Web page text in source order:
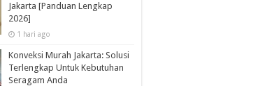
Jakarta [Panduan Lengkap
2026]
1 hari ago
Konveksi Murah Jakarta: Solusi
Terlengkap Untuk Kebutuhan
Seragam Anda